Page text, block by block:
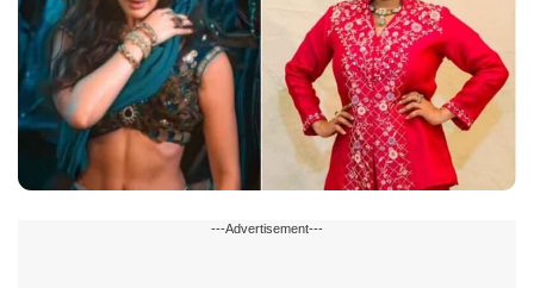
---Advertisement---